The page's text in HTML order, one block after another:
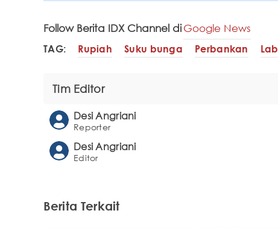
Follow Berita IDX Channel diGoogle News
TAG: Rupiah Suku bunga Perbankan
Tim Editor
Desi Angriani
Reporter
Desi Angriani
Editor
Berita Terkait